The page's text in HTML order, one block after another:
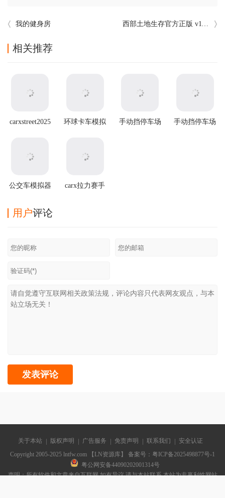
我的健身房 西部土地生存官方正版 v11.9.0最新版
相关推荐
carxstreet2025
环球卡车模拟
手动挡停车场
手动挡停车场
公交车模拟器
carx拉力赛手
用户评论
关于本站 版权声明 广告服务 免责声明 联系我们
安全认证
Copyright 2005-2025 lntfw.com 【LN资源库】 备案号： 粤ICP备2025498877号-1
粤公网安备44090202001314号
声明：所有软件和文章来自互联网 如有异议 请与本站联系 本站为非赢利性网站